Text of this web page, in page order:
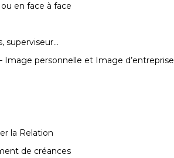
en face à face
superviseur…
Image personnelle et Image d’entreprise
la Relation
de créances